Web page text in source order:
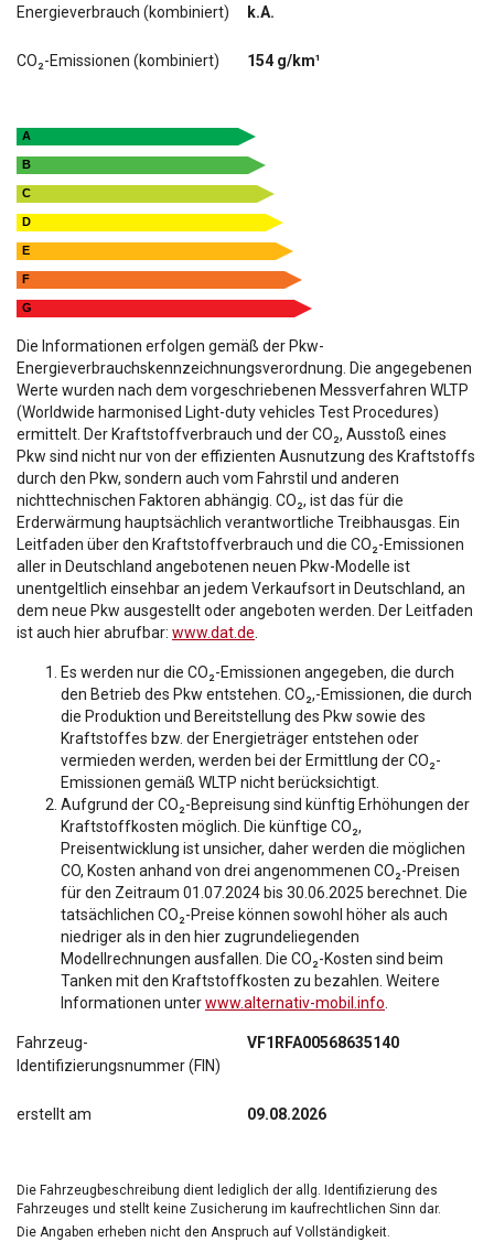
Energieverbrauch (kombiniert) k.A.
CO₂-Emissionen (kombiniert) 154 g/km¹
A
B
C
D
E
F
G
Die Informationen erfolgen gemäß der Pkw-
Energieverbrauchskennzeichnungsverordnung. Die angegebenen
Werte wurden nach dem vorgeschriebenen Messverfahren WLTP
(Worldwide harmonised Light-duty vehicles Test Procedures)
ermittelt. Der Kraftstoffverbrauch und der CO₂, Ausstoß eines
Pkw sind nicht nur von der effizienten Ausnutzung des Kraftstoffs
durch den Pkw, sondern auch vom Fahrstil und anderen
nichttechnischen Faktoren abhängig. CO₂, ist das für die
Erderwärmung hauptsächlich verantwortliche Treibhausgas. Ein
Leitfaden über den Kraftstoffverbrauch und die CO₂-Emissionen
aller in Deutschland angebotenen neuen Pkw-Modelle ist
unentgeltlich einsehbar an jedem Verkaufsort in Deutschland, an
dem neue Pkw ausgestellt oder angeboten werden. Der Leitfaden
ist auch hier abrufbar: www.dat.de.
Es werden nur die CO₂-Emissionen angegeben, die durch
den Betrieb des Pkw entstehen. CO₂,-Emissionen, die durch
die Produktion und Bereitstellung des Pkw sowie des
Kraftstoffes bzw. der Energieträger entstehen oder
vermieden werden, werden bei der Ermittlung der CO₂-
Emissionen gemäß WLTP nicht berücksichtigt.
Aufgrund der CO₂-Bepreisung sind künftig Erhöhungen der
Kraftstoffkosten möglich. Die künftige CO₂,
Preisentwicklung ist unsicher, daher werden die möglichen
CO, Kosten anhand von drei angenommenen CO₂-Preisen
für den Zeitraum 01.07.2024 bis 30.06.2025 berechnet. Die
tatsächlichen CO₂-Preise können sowohl höher als auch
niedriger als in den hier zugrundeliegenden
Modellrechnungen ausfallen. Die CO₂-Kosten sind beim
Tanken mit den Kraftstoffkosten zu bezahlen. Weitere
Informationen unterwww.alternativ-mobil.info.
Fahrzeug-
Identifizierungsnummer (FIN)
VF1RFA00568635140
erstellt am 09.08.2026
Die Fahrzeugbeschreibung dient lediglich der allg. Identifizierung des
Fahrzeuges und stellt keine Zusicherung im kaufrechtlichen Sinn dar.
Die Angaben erheben nicht den Anspruch auf Vollständigkeit.